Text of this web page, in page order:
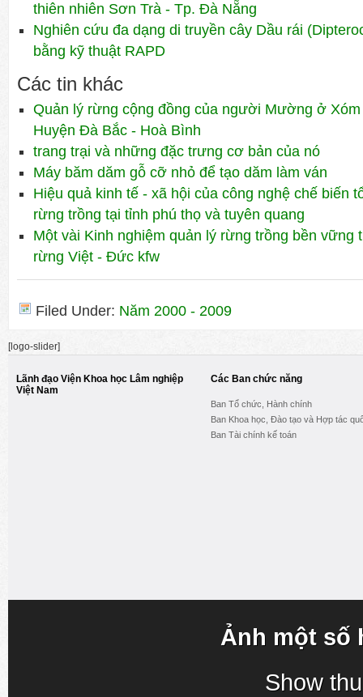
thiên nhiên Sơn Trà - Tp. Đà Nẵng
Nghiên cứu đa dạng di truyền cây Dầu rái
bằng kỹ thuật RAPD
Các tin khác
Quản lý rừng cộng đồng của người Mường ở
Huyện Đà Bắc - Hoà Bình
trang trại và những đặc trưng cơ bản của nó
Máy băm dăm gỗ cỡ nhỏ để tạo dăm làm ván
Hiệu quả kinh tế - xã hội của công nghệ chế biến
rừng trồng tại tỉnh phú thọ và tuyên quang
Một vài Kinh nghiệm quản lý rừng trồng bền vững
rừng Việt - Đức kfw
Filed Under: Năm 2000 - 2009
[logo-slider]
Lãnh đạo Viện Khoa học Lâm nghiệp
Việt Nam
Các Ban chức năng
Ban Tổ chức, Hành chính
Ban Khoa học, Đào tạo và Hợp tác
Ban Tài chính kế toán
Ảnh một số
Show